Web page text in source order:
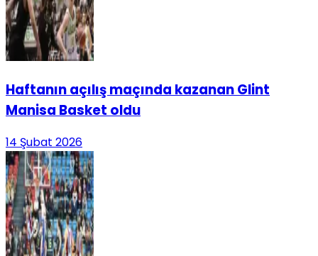
Haftanın açılış maçında kazanan Glint
Manisa Basket oldu
14 Şubat 2026